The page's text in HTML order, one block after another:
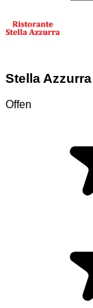
Stella Azzurra
Offen